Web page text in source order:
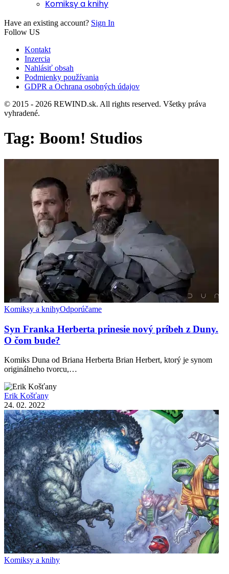
Komiksy a knihy
Have an existing account? Sign In
Follow US
Kontakt
Inzercia
Nahlásiť obsah
Podmienky používania
GDPR a Ochrana osobných údajov
© 2015 - 2026 REWIND.sk. All rights reserved. Všetky práva
vyhradené.
Tag: Boom! Studios
Komiksy a knihyOdporúčame
Syn Franka Herberta prinesie nový príbeh z Duny.
O čom bude?
Komiks Duna od Briana Herberta Brian Herbert, ktorý je synom
originálneho tvorcu,…
Erik Košťany
24. 02. 2022
Komiksy a knihy